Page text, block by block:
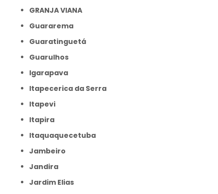
GRANJA VIANA
Guararema
Guaratinguetá
Guarulhos
Igarapava
Itapecerica da Serra
Itapevi
Itapira
Itaquaquecetuba
Jambeiro
Jandira
Jardim Elias